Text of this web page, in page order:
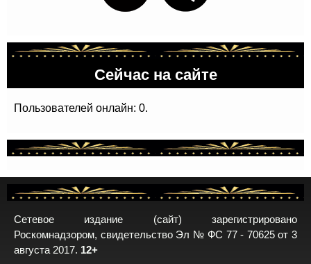
Сейчас на сайте
Пользователей онлайн: 0.
Сетевое издание (сайт) зарегистрировано
Роскомнадзором, свидетельство Эл № ФС 77 - 70625 от 3
августа 2017. 12+